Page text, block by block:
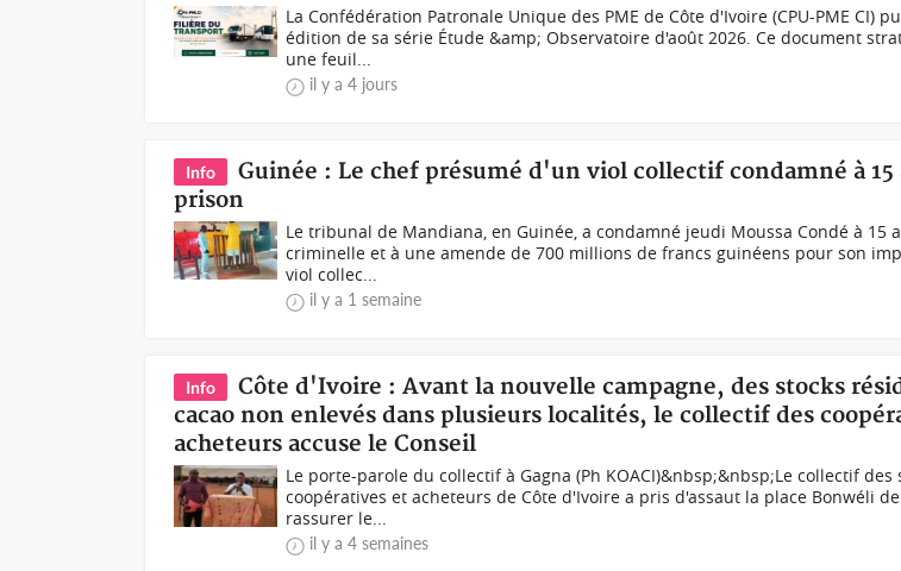
La Confédération Patronale Unique des PME de Côte d'Ivoire (CPU-PME CI)
édition de sa série Étude &amp; Observatoire d'août 2026. Ce document
une feuil...
il y a 4 jours
Info
Guinée : Le chef présumé d'un viol collectif condamné à 15
prison
Le tribunal de Mandiana, en Guinée, a condamné jeudi Moussa Condé à 15
criminelle et à une amende de 700 millions de francs guinéens pour son
viol collec...
il y a 1 semaine
Info
Côte d'Ivoire : Avant la nouvelle campagne, des stocks
cacao non enlevés dans plusieurs localités, le collectif des
acheteurs accuse le Conseil
Le porte-parole du collectif à Gagna (Ph KOACI)&nbsp;&nbsp;Le collectif des
coopératives et acheteurs de Côte d'Ivoire a pris d'assaut la place Bonwéli
rassurer le...
il y a 4 semaines